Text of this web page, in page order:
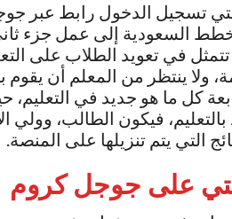
تسجيل الدخول رابط عبر
السعودية إلى عمل جزء
في تعويد الطلاب على
ولا ينتظر من المعلم أن
كل ما هو جديد في
فيكون الطالب، وولي
التي يتم تنزيلها على المنصة.
على جوجل كروم